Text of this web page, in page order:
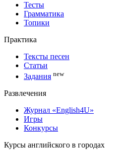
Тесты
Грамматика
Топики
Практика
Тексты песен
Статьи
Задания new
Развлечения
Журнал «English4U»
Игры
Конкурсы
Курсы английского в городах